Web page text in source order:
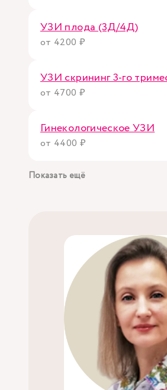
УЗИ плода (3Д/4Д)
от 4200 ₽
УЗИ скрининг 3-го
от 4700 ₽
Гинекологическое УЗИ
от 4400 ₽
Показать ещё